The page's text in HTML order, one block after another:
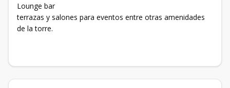
Lounge bar
terrazas y salones para eventos entre otras amenidades
de la torre.